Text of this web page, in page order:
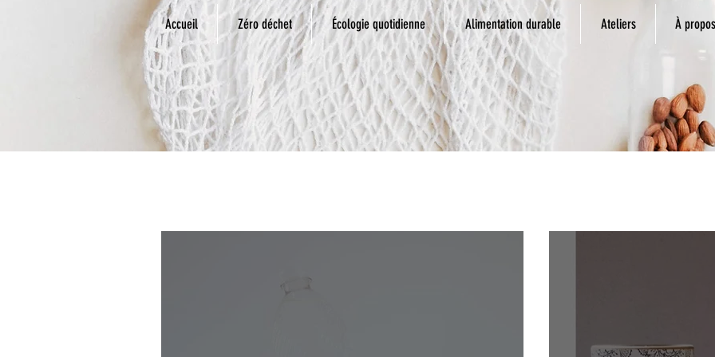
Accueil Zéro déchet Écologie quotidienne Alimentation durable Ateliers À propos